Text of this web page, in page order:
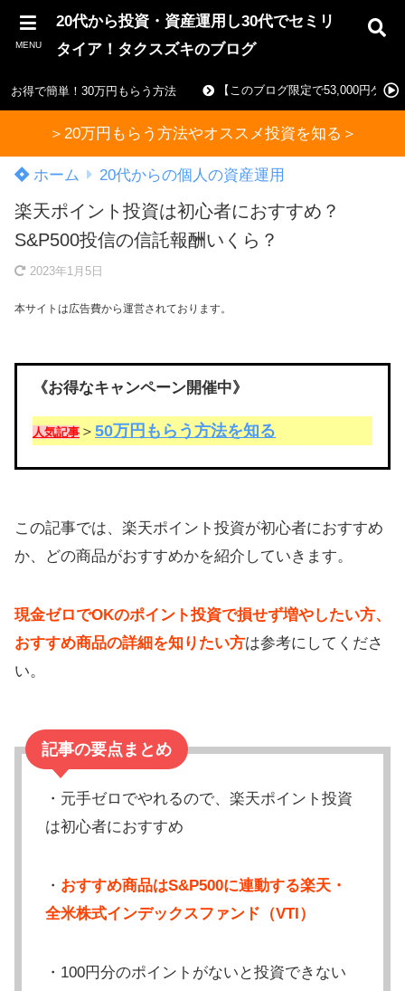
MENU
20代から投資・資産運用し30代でセミリ
タイア！タクスズキのブログ
お得で簡単！30万円もらう方法 【このブログ限定で53,000円ゲッ
＞20万円もらう方法やオススメ投資を知る＞
ホーム 20代からの個人の資産運用
楽天ポイント投資は初心者におすすめ？
S&P500投信の信託報酬いくら？
2023年1月5日
本サイトは広告費から運営されております。
《お得なキャンペーン開催中》
人気記事 ＞ 50万円もらう方法を知る
この記事では、楽天ポイント投資が初心者におすすめ
か、どの商品がおすすめかを紹介していきます。
現金ゼロでOKのポイント投資で損せず増やしたい方、
おすすめ商品の詳細を知りたい方は参考にしてくださ
い。
記事の要点まとめ
・元手ゼロでやれるので、楽天ポイント投資
は初心者におすすめ
・ おすすめ商品はS&P500に連動する楽天・
全米株式インデックスファンド（VTI）
・100円分のポイントがないと投資できない